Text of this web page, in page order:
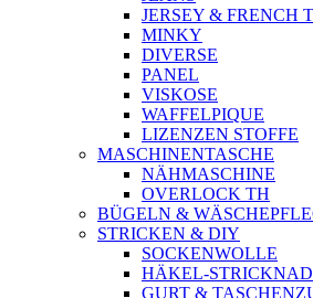
JERSEY & FRENCH
MINKY
DIVERSE
PANEL
VISKOSE
WAFFELPIQUE
LIZENZEN STOFFE
MASCHINENTASCHE
NÄHMASCHINE
OVERLOCK TH
BÜGELN &
STRICKEN & DIY
SOCKENWOLLE
HÄKEL-
GURT &